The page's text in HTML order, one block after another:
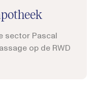
sector Pascal
op de RWD